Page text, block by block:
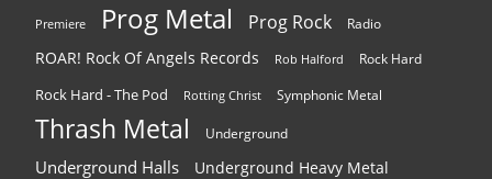
Premiere Prog Metal Prog Rock Radio
ROAR! Rock Of Angels Records Rob Halford Rock Hard
Rock Hard - The Pod Rotting Christ Symphonic Metal
Thrash Metal Underground
Underground Halls Underground Heavy Metal